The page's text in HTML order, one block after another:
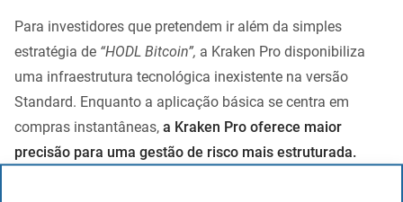
Para investidores que pretendem ir além da simples
estratégia de “HODL Bitcoin”, a Kraken Pro disponibiliza
uma infraestrutura tecnológica inexistente na versão
Standard. Enquanto a aplicação básica se centra em
compras instantâneas, a Kraken Pro oferece maior
precisão para uma gestão de risco mais estruturada.